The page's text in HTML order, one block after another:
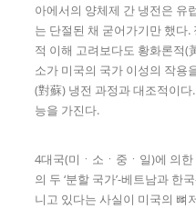
아에서의 양체제 간 냉전은 유
는 단절된 채 굳어가기만 했다
적 이해 고려보다도 황화론적(
소가 미국의 국가 이성의 작용
(對蘇) 냉전 과정과 대조적이
능을 가진다.
4대국(미ㆍ소ㆍ중ㆍ일)에 의
의 두 ‘분할 국가’-베트남과 한
니고 있다는 사실이 미국의 뼈